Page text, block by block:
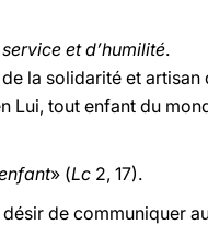
et d’humilité.
la solidarité et artisan
Lui, tout enfant du
» (Lc 2, 17).
de communiquer